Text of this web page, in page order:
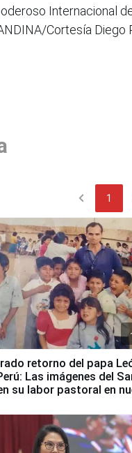
Internacional
Cortesía Diego
chevron_left 1
retorno del papa
Las imágenes del
su labor pastoral en